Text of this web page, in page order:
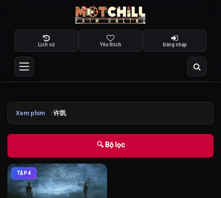
Lịch sử Yêu thích Đăng nhập
Xem phim 许凯
🔍 Bộ lọc
TẬP 4